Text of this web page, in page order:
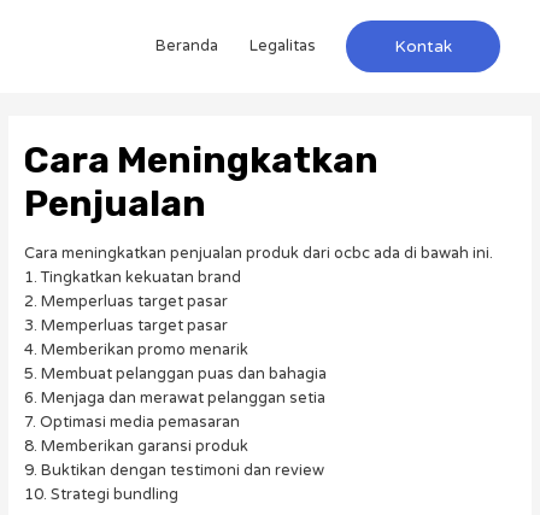
Beranda Legalitas Kontak
Cara Meningkatkan
Penjualan
Cara meningkatkan penjualan produk dari ocbc ada di bawah ini.
1. Tingkatkan kekuatan brand
2. Memperluas target pasar
3. Memperluas target pasar
4. Memberikan promo menarik
5. Membuat pelanggan puas dan bahagia
6. Menjaga dan merawat pelanggan setia
7. Optimasi media pemasaran
8. Memberikan garansi produk
9. Buktikan dengan testimoni dan review
10. Strategi bundling